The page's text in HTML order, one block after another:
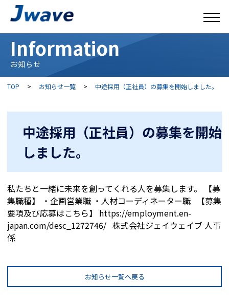
Information
お知らせ
TOP > お知らせ一覧 > 中途採用（正社員）の募集を開始しました。
中途採用（正社員）の募集を開始
しました。
私たちと一緒に未来を創ってくれる人を募集します。 【募
集職種】 ・企画営業職 ・人材コーディネーター職 【募集
要項及び応募はこちら】 https://employment.en-
japan.com/desc_1272746/ 株式会社ジェイウェイブ 人事
係
お知らせ一覧へ戻る